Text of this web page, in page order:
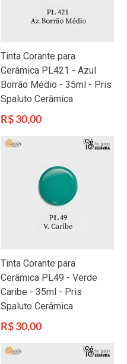
Tinta Corante para
Cerâmica PL421 - Azul
Borrão Médio - 35ml - Pris
Spaluto Cerâmica
Preço
R$ 30,00
Tinta Corante para
Cerâmica PL49 - Verde
Caribe - 35ml - Pris
Spaluto Cerâmica
Preço
R$ 30,00